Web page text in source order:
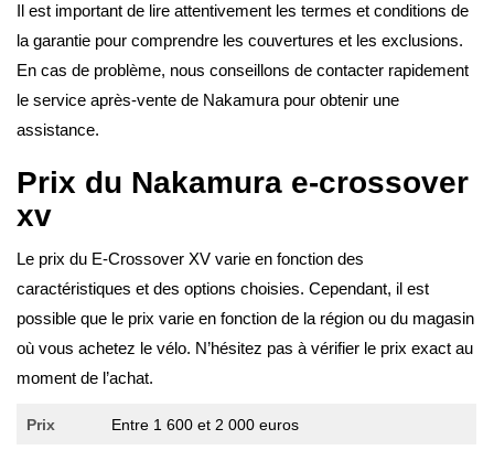
Il est important de lire attentivement les termes et conditions de
la garantie pour comprendre les couvertures et les exclusions.
En cas de problème, nous conseillons de contacter rapidement
le service après-vente de Nakamura pour obtenir une
assistance.
Prix du Nakamura e-crossover
xv
Le prix du E-Crossover XV varie en fonction des
caractéristiques et des options choisies. Cependant, il est
possible que le prix varie en fonction de la région ou du magasin
où vous achetez le vélo. N’hésitez pas à vérifier le prix exact au
moment de l’achat.
Prix Entre 1 600 et 2 000 euros